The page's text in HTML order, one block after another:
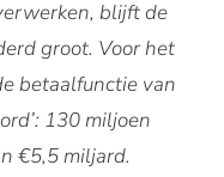
blijft de
groot. Voor het
betaalfunctie van
130 miljoen
€5,5 miljard.